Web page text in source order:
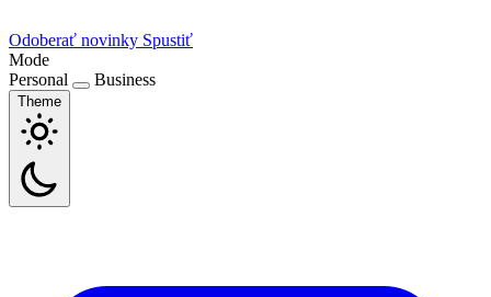
Odoberať novinky Spustiť
Mode
Personal
Business
Theme